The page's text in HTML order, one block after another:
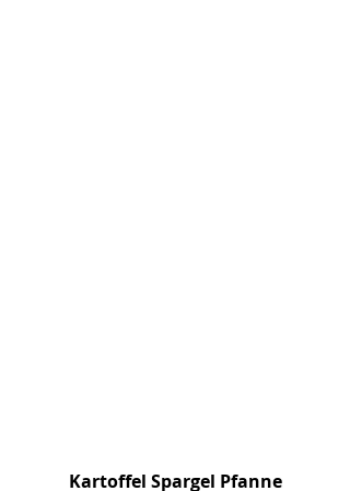
Kartoffel Spargel Pfanne